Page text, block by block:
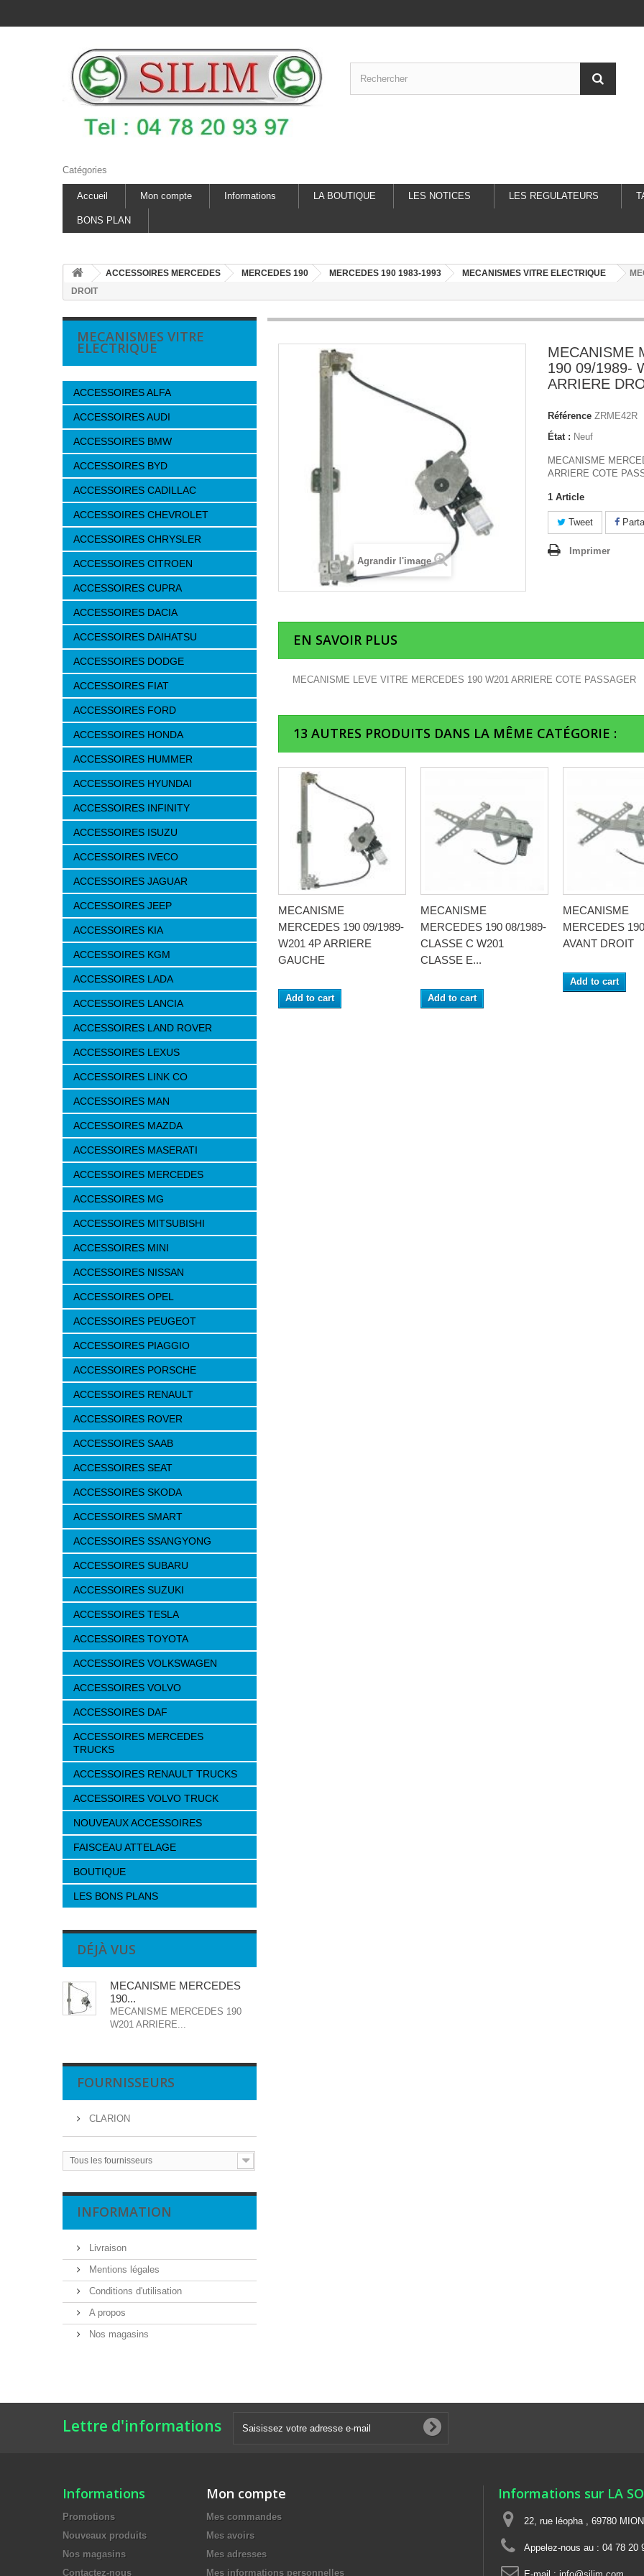
Catégories
Accueil Mon compte Informations LA BOUTIQUE LES NOTICES LES REGULATEURS
BONS PLAN
ACCESSOIRES MERCEDES MERCEDES 190 MERCEDES 190 1983-1993 MECANISMES VITRE ELECTRIQUE
DROIT
MECANISMES VITRE
ELECTRIQUE
ACCESSOIRES ALFA
ACCESSOIRES AUDI
ACCESSOIRES BMW
ACCESSOIRES BYD
ACCESSOIRES CADILLAC
ACCESSOIRES CHEVROLET
ACCESSOIRES CHRYSLER
ACCESSOIRES CITROEN
ACCESSOIRES CUPRA
ACCESSOIRES DACIA
ACCESSOIRES DAIHATSU
ACCESSOIRES DODGE
ACCESSOIRES FIAT
ACCESSOIRES FORD
ACCESSOIRES HONDA
ACCESSOIRES HUMMER
ACCESSOIRES HYUNDAI
ACCESSOIRES INFINITY
ACCESSOIRES ISUZU
ACCESSOIRES IVECO
ACCESSOIRES JAGUAR
ACCESSOIRES JEEP
ACCESSOIRES KIA
ACCESSOIRES KGM
ACCESSOIRES LADA
ACCESSOIRES LANCIA
ACCESSOIRES LAND ROVER
ACCESSOIRES LEXUS
ACCESSOIRES LINK CO
ACCESSOIRES MAN
ACCESSOIRES MAZDA
ACCESSOIRES MASERATI
ACCESSOIRES MERCEDES
ACCESSOIRES MG
ACCESSOIRES MITSUBISHI
ACCESSOIRES MINI
ACCESSOIRES NISSAN
ACCESSOIRES OPEL
ACCESSOIRES PEUGEOT
ACCESSOIRES PIAGGIO
ACCESSOIRES PORSCHE
ACCESSOIRES RENAULT
ACCESSOIRES ROVER
ACCESSOIRES SAAB
ACCESSOIRES SEAT
ACCESSOIRES SKODA
ACCESSOIRES SMART
ACCESSOIRES SSANGYONG
ACCESSOIRES SUBARU
ACCESSOIRES SUZUKI
ACCESSOIRES TESLA
ACCESSOIRES TOYOTA
ACCESSOIRES VOLKSWAGEN
ACCESSOIRES VOLVO
ACCESSOIRES DAF
ACCESSOIRES MERCEDES
TRUCKS
ACCESSOIRES RENAULT TRUCKS
ACCESSOIRES VOLVO TRUCK
NOUVEAUX ACCESSOIRES
FAISCEAU ATTELAGE
BOUTIQUE
LES BONS PLANS
DÉJÀ VUS
MECANISME MERCEDES
190...
MECANISME MERCEDES 190
W201 ARRIERE...
FOURNISSEURS
CLARION
Tous les fournisseurs
INFORMATION
Livraison
Mentions légales
Conditions d'utilisation
A propos
Nos magasins
Agrandir l'image
MECANISME
190 09/1989-
ARRIERE
Référence ZRME42R
État : Neuf
MECANISME
ARRIERE COTE
1 Article
Tweet
Imprimer
EN SAVOIR PLUS
MECANISME LEVE VITRE MERCEDES 190 W201 ARRIERE COTE PASSAGER
13 AUTRES PRODUITS DANS LA MÊME CATÉGORIE :
MECANISME
MERCEDES 190 09/1989-
W201 4P ARRIERE
GAUCHE
Add to cart
MECANISME
MERCEDES 190 08/1989-
CLASSE C W201
CLASSE E...
Add to cart
MECANISME
MERCEDES
AVANT DROIT
Add to cart
Lettre d'informations
Informations
Promotions
Nouveaux produits
Nos magasins
Contactez-nous
Mon compte
Mes commandes
Mes avoirs
Mes adresses
Mes informations personnelles
Informations sur LA
22, rue léopha , 69780
Appelez-nous au : 04 78 20